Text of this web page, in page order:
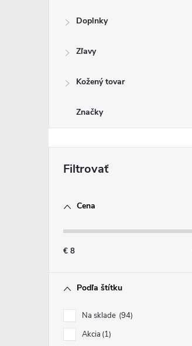
Doplnky
Zľavy
Kožený tovar
Značky
Cena
€ 8
Podľa štítku
Na sklade 94
Akcia 1